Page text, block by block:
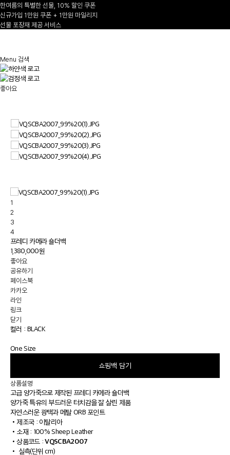
한여름의 특별한 선물, 10% 할인 쿠폰
신규가입 1만원 쿠폰 + 1만원 마일리지
선물 포장재 제공 서비스
Menu 검색
좋아요
1
2
3
4
프레디 카메라 숄더백
1,380,000원
좋아요
공유하기
페이스북
카카오
라인
링크
닫기
컬러 : BLACK
One Size
쇼핑백 담기
상품설명
고급 양가죽으로 제작된 프레디 카메라 숄더백
양가죽 특유의 부드러운 터치감을 잘 살린 제품
자연스러운 광택과 메탈 ORB 포인트
• 제조국 : 이탈리아
• 소재 : 100% Sheep Leather
•상품코드 :VQSCBA2007
• 실측(단위 cm)